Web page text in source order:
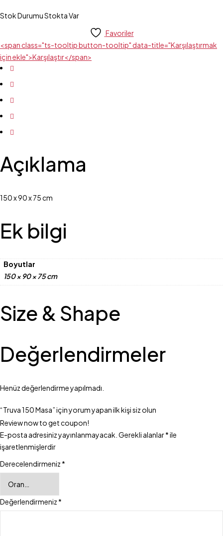
Stok DurumuStokta Var
Favoriler
<span class="ts-tooltip button-tooltip" data-title="Karşılaştırmak
için ekle">Karşılaştır</span>
Açıklama
150 x 90 x 75 cm
Ek bilgi
Boyutlar
150 × 90 × 75 cm
Size & Shape
Değerlendirmeler
Henüz değerlendirme yapılmadı.
“Truva 150 Masa” için yorum yapan ilk kişi siz olun
Review now to get coupon!
E-posta adresiniz yayınlanmayacak. Gerekli alanlar*ile
işaretlenmişlerdir
Derecelendirmeniz *
Değerlendirmeniz *